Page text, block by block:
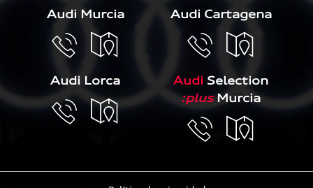
Audi Murcia Audi Cartagena
Audi Lorca Audi Selection
:plusMurcia